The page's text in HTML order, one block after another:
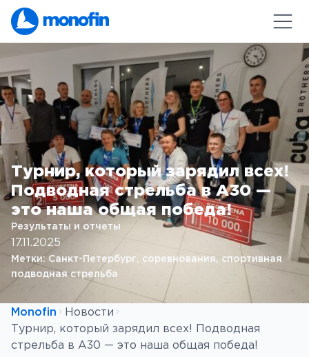
Турнир, который зарядил всех!
Подводная стрельба в А30 —
это наша общая победа!
Результаты и отчеты
17.11.2025
Метки: Санкт-Петербург, соревнования, спортивная
подводная стрельба
Monofin
Новости
Турнир, который зарядил всех! Подводная
стрельба в А30 — это наша общая победа!